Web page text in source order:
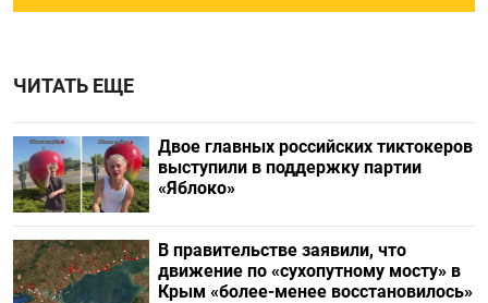
ЧИТАТЬ ЕЩЕ
Двое главных российских тиктокеров
выступили в поддержку партии
«Яблоко»
В правительстве заявили, что
движение по «сухопутному мосту» в
Крым «более-менее восстановилось»